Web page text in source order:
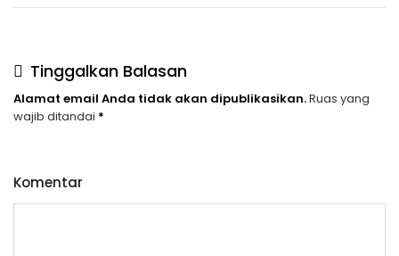
Tinggalkan Balasan
Alamat email Anda tidak akan dipublikasikan.Ruas yang
wajib ditandai *
Komentar